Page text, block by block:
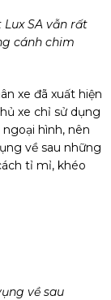
SA vẫn rất
cánh chim
xe đã xuất hiện
xe chỉ sử dụng
hình, nên
về sau những
tỉ mỉ, khéo
về sau